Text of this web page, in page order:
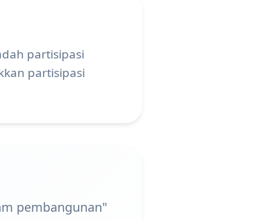
partisipasi
partisipasi
pembangunan"